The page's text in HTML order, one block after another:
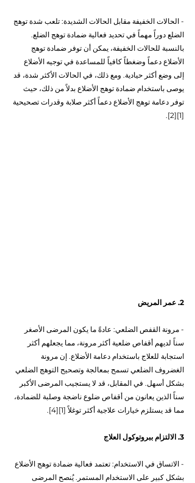
- الحالات الخفيفة مقابل الحالات الشديدة: تلعب شدة توهج
الضلع دوراً مهماً في تحديد فعالية ضمادة توهج الضلع.
بالنسبة للحالات الخفيفة، يمكن أن توفر ضمادة توهج
الأضلاع دعماً وضغطاً كافياً للمساعدة في توجيه الأضلاع
إلى وضع أكثر حيادية. ومع ذلك، في الحالات الأكثر شدة، قد
يوصى باستخدام ضمادة توهج الأضلاع بدلاً من ذلك، حيث
توفر دعامة توهج الأضلاع دعماً أكثر صلابة وقدرات تصحيحية
[1][2].
2. عمر المريض
- مرونة القفص الضلعي: عادةً ما يكون المرضى الأصغر
سناً لديهم أقفاص ضلعية أكثر مرونة، مما يجعلهم أكثر
استجابة للعلاج باستخدام دعامة الأضلاع. إن مرونة
الغضروف الضلعي تسمح بمعالجة وتصحيح التوهج الضلعي
بشكل أسهل. في المقابل، قد لا يستجيب المرضى الأكبر
سناً الذين يعانون من أقفاص ضلوع ناضجة وصلبة للضمادة،
مما قد يستلزم خيارات علاجية أكثر توغلاً [1][4].
3. الالتزام ببروتوكول العلاج
- الاتساق في الاستخدام: تعتمد فعالية ضمادة توهج الأضلاع
بشكل كبير على الاستخدام المستمر. يُنصح المرضى